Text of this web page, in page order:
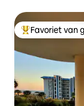
Topfavoriet
Favoriet van